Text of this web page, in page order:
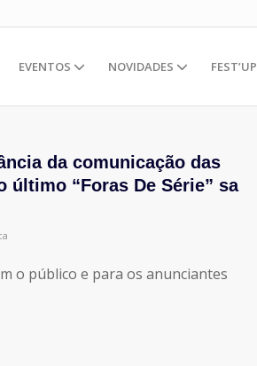
EVENTOS NOVIDADES FEST’UP
da comunicação das
último “Foras De Série” sa
o público e para os anunciantes